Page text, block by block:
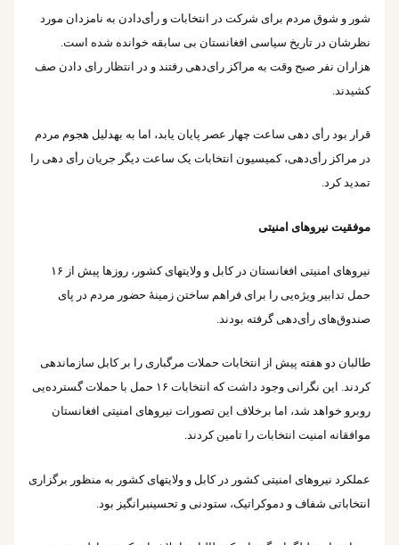
شور و شوق مردم برای شرکت در انتخابات و رأی‌‎دادن به نامزدان مورد
نظرشان در تاریخ سیاسی افغانستان بی سابقه خوانده شده است.
هزاران نفر صبح وقت به مراکز رای‌دهی رفتند و در انتظار رای دادن صف
کشیدند.
قرار بود رأی دهی ساعت چهار عصر پایان یابد، اما به به‎دلیل هجوم مردم
در مراکز رأی‌دهی، کمیسیون انتخابات یک ساعت دیگر جریان رأی دهی را
تمدید کرد.
موفقیت نیروهای امنیتی
نیروهای امنیتی افغانستان در کابل و ولایت‎های کشور، روزها پیش از ۱۶
حمل تدابیر ویژه‌یی را برای فراهم ساختن زمینۀ حضور مردم در پای
صندوق‌های رأی‎‌دهی گرفته بودند.
طالبان دو هفته پیش از انتخابات حملات مرگباری را بر کابل سازماندهی
کردند. این نگرانی وجود داشت که انتخابات ۱۶ حمل با حملات گسترده‌یی
روبرو خواهد شد، اما برخلاف این تصورات نیروهای امنیتی افغانستان
موافقانه امنیت انتخابات را تامین کردند.
عملکرد نیروهای امنیتی کشور در کابل و ولایت‎های کشور به منظور برگزاری
انتخاباتی شفاف و دموکراتیک، ستودنی و تحسین‎برانگیز بود.